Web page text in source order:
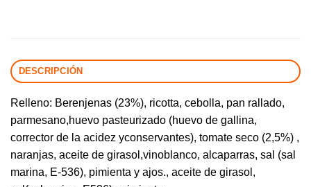
DESCRIPCIÓN
Relleno: Berenjenas (23%), ricotta, cebolla, pan rallado,
parmesano,huevo pasteurizado (huevo de gallina,
corrector de la acidez yconservantes), tomate seco (2,5%) ,
naranjas, aceite de girasol,vinoblanco, alcaparras, sal (sal
marina, E-536), pimienta y ajos., aceite de girasol,